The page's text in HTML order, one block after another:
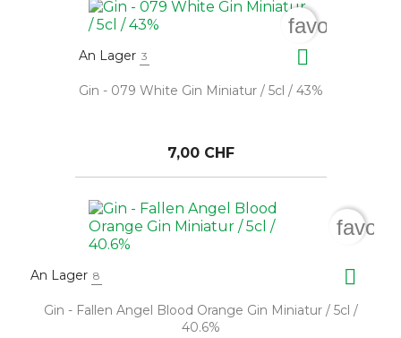
An Lager 3 
Gin - 079 White Gin Miniatur / 5cl / 43%
7,00 CHF
An Lager 8 
Gin - Fallen Angel Blood Orange Gin Miniatur / 5cl /
40.6%